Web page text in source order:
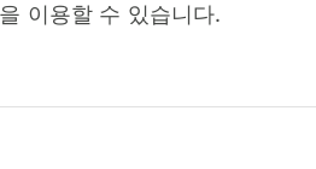
을 이용할 수 있습니다.